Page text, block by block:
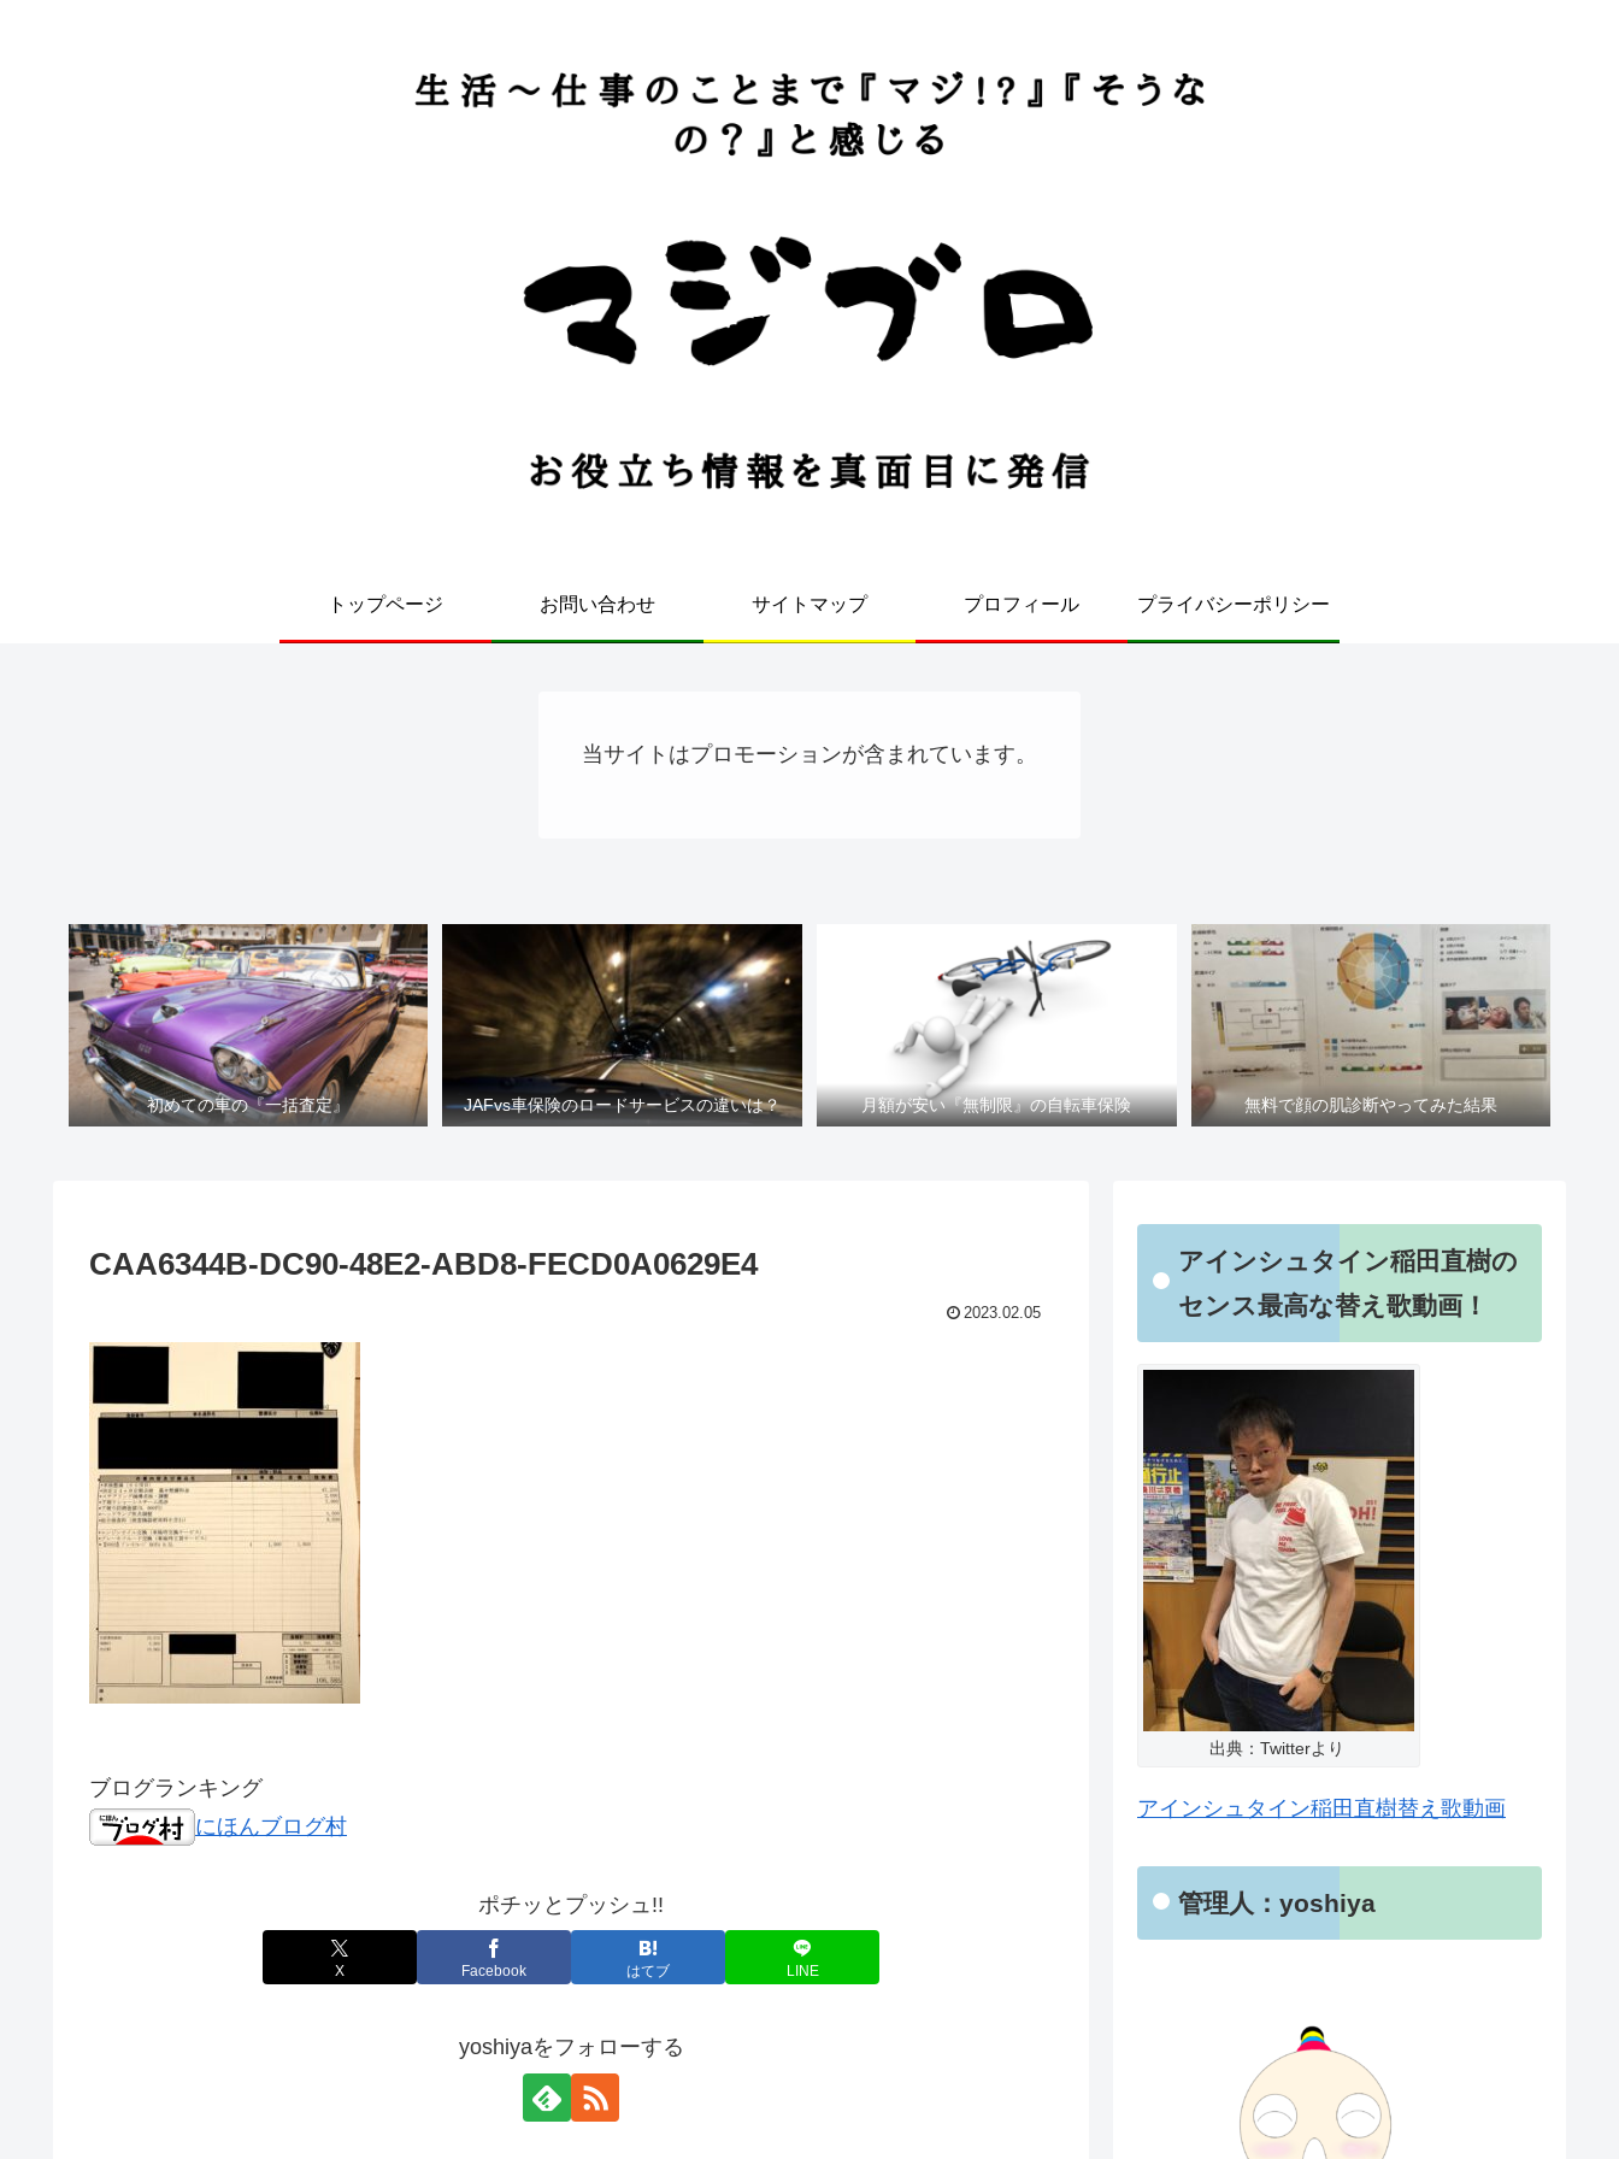
トップページ お問い合わせ サイトマップ プロフィール プライバシーポリシー
当サイトはプロモーションが含まれています。
初めての車の『一括査定』 JAFvs車保険のロードサービスの違いは？ 月額が安い『無制限』の自転車保険 無料で顔の肌診断やってみた結果
CAA6344B-DC90-48E2-ABD8-FECD0A0629E4
2023.02.05
ブログランキング
にほんブログ村
ポチッとプッシュ!!
X Facebook はてブ LINE
yoshiyaをフォローする
アインシュタイン稲田直樹の
センス最高な替え歌動画！
出典：Twitterより
アインシュタイン稲田直樹替え歌動画
管理人：yoshiya